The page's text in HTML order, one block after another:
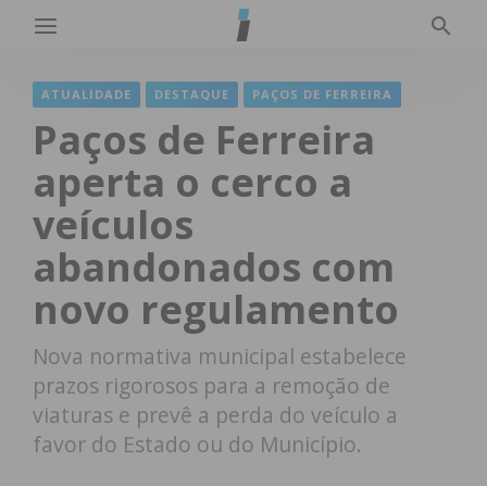
ATUALIDADE DESTAQUE PAÇOS DE FERREIRA
Paços de Ferreira
aperta o cerco a
veículos
abandonados com
novo regulamento
Nova normativa municipal estabelece
prazos rigorosos para a remoção de
viaturas e prevê a perda do veículo a
favor do Estado ou do Município.